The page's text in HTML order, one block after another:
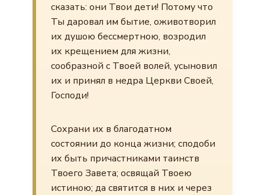
сказать: они Твои дети! Потому что
Ты даровал им бытие, оживотворил
их душою бессмертною, возродил
их крещением для жизни,
сообразной с Твоей волей, усыновил
их и принял в недра Церкви Своей,
Господи!
Сохрани их в благодатном
состоянии до конца жизни; сподоби
их быть причастниками таинств
Твоего Завета; освящай Твоею
истиною; да святится в них и через